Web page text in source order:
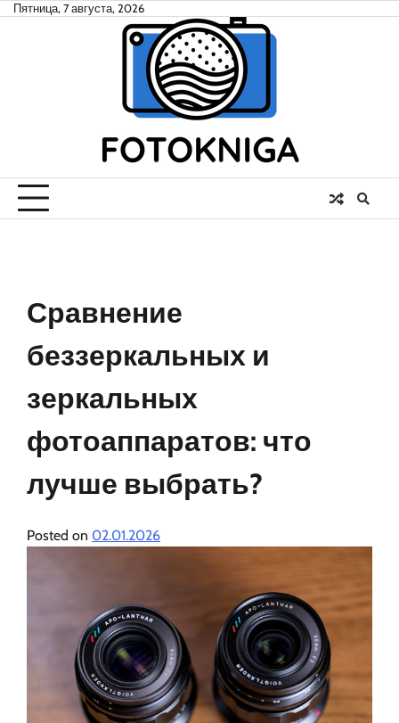
SkipПятница, 7 августа, 2026
Сравнение
беззеркальных и
зеркальных
фотоаппаратов: что
лучше выбрать?
Posted on 02.01.2026